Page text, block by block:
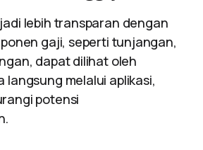
lebih transparan dengan
gaji, seperti tunjangan,
dapat dilihat oleh
langsung melalui aplikasi,
potensi